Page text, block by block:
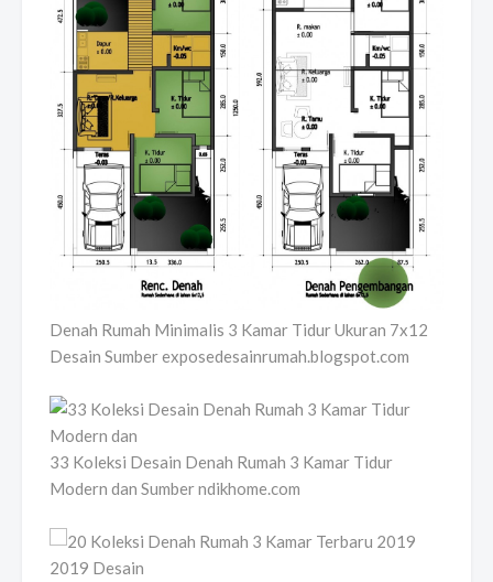
Denah Rumah Minimalis 3 Kamar Tidur Ukuran 7x12
Desain Sumber exposedesainrumah.blogspot.com
33 Koleksi Desain Denah Rumah 3 Kamar Tidur
Modern dan Sumber ndikhome.com